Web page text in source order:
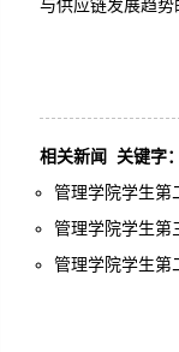
与供应链发展趋
相关新闻
关键字
管理学院学生第
管理学院学生第
管理学院学生第